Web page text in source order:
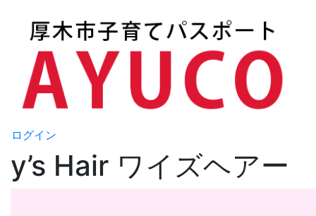
ログイン
y’s Hair ワイズヘアー